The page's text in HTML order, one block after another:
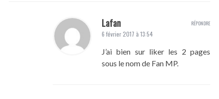
Lafan
6 février 2017 à 13:54
J’ai bien sur liker les 2 pages
sous le nom de Fan MP.
RÉPONDRE